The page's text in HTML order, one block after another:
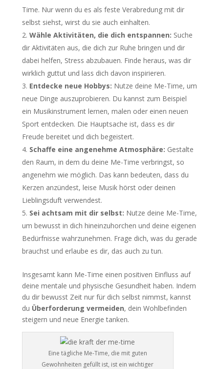
Time. Nur wenn du es als feste Verabredung mit dir
selbst siehst, wirst du sie auch einhalten.
Wähle Aktivitäten, die dich entspannen: Suche
dir Aktivitäten aus, die dich zur Ruhe bringen und dir
dabei helfen, Stress abzubauen. Finde heraus, was dir
wirklich guttut und lass dich davon inspirieren.
Entdecke neue Hobbys: Nutze deine Me-Time, um
neue Dinge auszuprobieren. Du kannst zum Beispiel
ein Musikinstrument lernen, malen oder einen neuen
Sport entdecken. Die Hauptsache ist, dass es dir
Freude bereitet und dich begeistert.
Schaffe eine angenehme Atmosphäre: Gestalte
den Raum, in dem du deine Me-Time verbringst, so
angenehm wie möglich. Das kann bedeuten, dass du
Kerzen anzündest, leise Musik hörst oder deinen
Lieblingsduft verwendest.
Sei achtsam mit dir selbst: Nutze deine Me-Time,
um bewusst in dich hineinzuhorchen und deine eigenen
Bedürfnisse wahrzunehmen. Frage dich, was du gerade
brauchst und erlaube es dir, das auch zu tun.
Insgesamt kann Me-Time einen positiven Einfluss auf
deine mentale und physische Gesundheit haben. Indem
du dir bewusst Zeit nur für dich selbst nimmst, kannst
du Überforderung vermeiden, dein Wohlbefinden
steigern und neue Energie tanken.
Eine tägliche Me-Time, die mit guten
Gewohnheiten gefüllt ist, ist ein wichtiger